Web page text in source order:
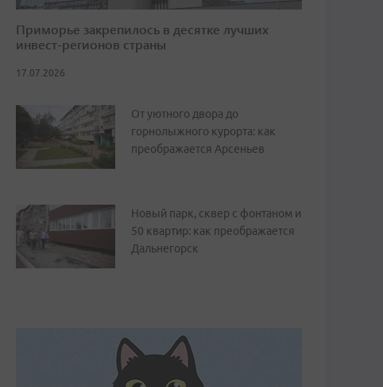
Приморье закрепилось в десятке лучших
инвест-регионов страны
17.07.2026
От уютного двора до
горнолыжного курорта: как
преображается Арсеньев
Новый парк, сквер с фонтаном и
50 квартир: как преображается
Дальнегорск